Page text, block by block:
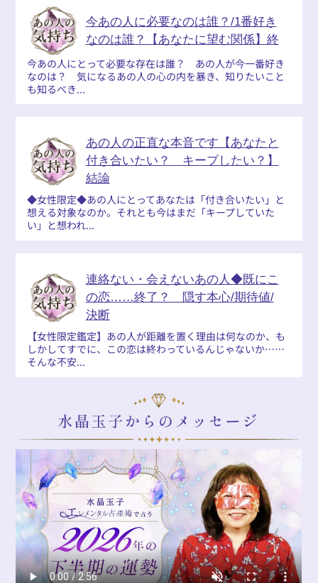
今あの人に必要なのは誰？/1番好き
なのは誰？【あなたに望む関係】終
今あの人にとって必要な存在は誰？ あの人が今一番好き
なのは？ 気になるあの人の心の内を暴き、知りたいこと
も知るべき...
あの人の正直な本音です【あなたと
付き合いたい？ キープしたい？】
結論
◆女性限定◆あの人にとってあなたは「付き合いたい」と
想える対象なのか。それとも今はまだ「キープしていた
い」と想われ...
連絡ない・会えないあの人◆既にこ
の恋……終了？ 隠す本心/期待値/
決断
【女性限定鑑定】あの人が距離を置く理由は何なのか、も
しかしてすでに、この恋は終わっているんじゃないか……
そんな不安...